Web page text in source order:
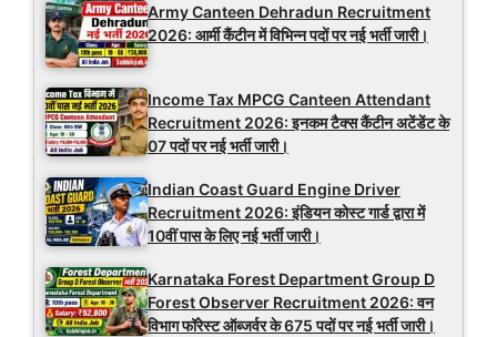
Army Canteen Dehradun Recruitment
2026: आर्मी कैंटीन में विभिन्न पदों पर नई भर्ती जारी।
Income Tax MPCG Canteen Attendant
Recruitment 2026: इनकम टैक्स कैंटीन अटेंडेंट के
07 पदों पर नई भर्ती जारी।
Indian Coast Guard Engine Driver
Recruitment 2026: इंडियन कोस्ट गार्ड द्वारा में
10वीं पास के लिए नई भर्ती जारी।
Karnataka Forest Department Group D
Forest Observer Recruitment 2026: वन
विभाग फॉरेस्ट ऑब्जर्वर के 675 पदों पर नई भर्ती जारी।